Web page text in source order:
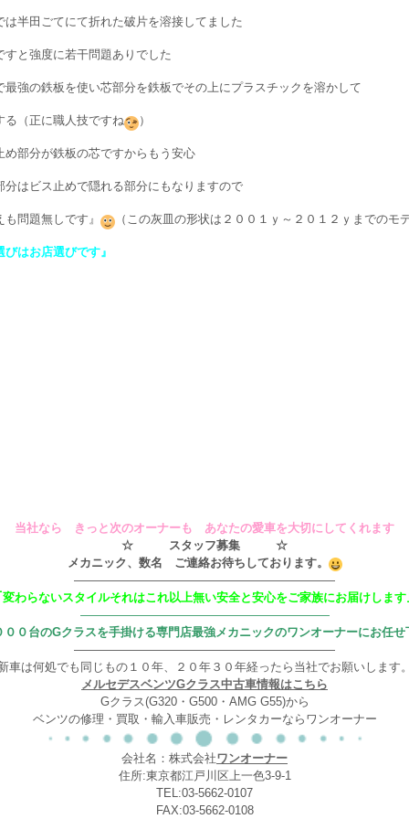
は半田ごてにて折れた破片を溶接してました
すと強度に若干問題ありでした
最強の鉄板を使い芯部分を鉄板でその上にプラスチックを溶かして
る（正に職人技ですね ）
め部分が鉄板の芯ですからもう安心
分はビス止めで隠れる部分にもなりますので
も問題無しです』 （この灰皿の形状は２００１ｙ～２０１２ｙまでのモ
びはお店選びです』
当社なら きっと次のオーナーも あなたの愛車を大切にしてくれます
☆ スタッフ募集 ☆
メカニック、数名 ご連絡お待ちしております。
——————————————————————
変わらないスタイルそれはこれ以上無い安全と安心をご家族にお届けします
—————————————————————
００台のGクラスを手掛ける専門店最強メカニックのワンオーナーにお任せ
——————————————————————
車は何処でも同じもの１０年、２０年３０年経ったら当社でお願いします。
メルセデスベンツGクラス中古車情報はこちら
Gクラス(G320・G500・AMG G55)から
ベンツの修理・買取・輸入車販売・レンタカーならワンオーナー
会社名：株式会社ワンオーナー
住所:東京都江戸川区上一色3-9-1
TEL:03-5662-0107
FAX:03-5662-0108